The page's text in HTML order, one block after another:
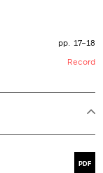
pp. 17–18
Record
PDF